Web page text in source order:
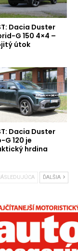
Dacia Duster
G 150 4×4 –
útok
Dacia Duster
G 120 je
hrdina
ĎALŠIA